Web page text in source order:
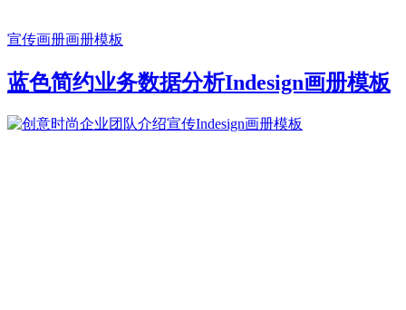
宣传画册画册模板
蓝色简约业务数据分析Indesign画册模板